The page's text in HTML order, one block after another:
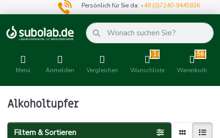
Persönlich für Sie da:+49 (0)7240-9445836
Menü Anmelden Vergleichen
1
Wunschliste
56
Warenkorb
Alkoholtupfer
Filtern & Sortieren